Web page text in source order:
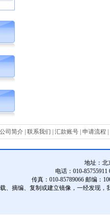
公司简介 联系我们 汇款账号 申请流程
地址：北
电话：010-85755911
传真：010-85789066 邮编：
、摘编、复制或建立镜像，一经发现